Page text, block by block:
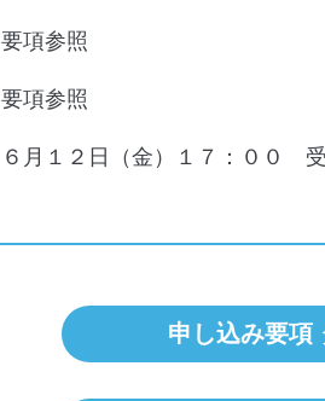
要項参照
要項参照
６月１２日（金）１７：００
申し込み要項